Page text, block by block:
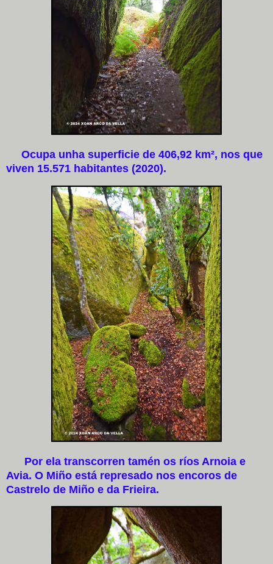
Ocupa unha superficie de 406,92 km², nos que
viven 15.571 habitantes (2020).
Por ela transcorren tamén os ríos Arnoia e
Avia. O Miño está represado nos encoros de
Castrelo de Miño e da Frieira.